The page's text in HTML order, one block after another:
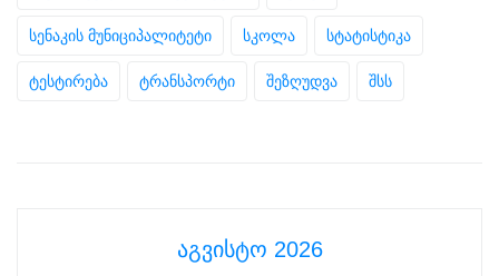
სენაკის მუნიციპალიტეტი სკოლა სტატისტიკა
ტესტირება ტრანსპორტი შეზღუდვა შსს
აგვისტო 2026